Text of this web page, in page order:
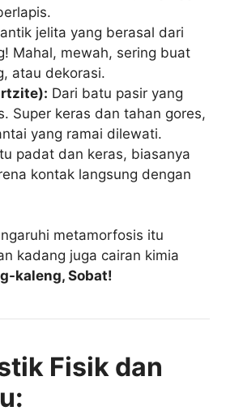
jelita yang berasal dari
Mahal, mewah, sering buat
atau dekorasi.
Dari batu pasir yang
Super keras dan tahan gores,
yang ramai dilewati.
padat dan keras, biasanya
kontak langsung dengan
metamorfosis itu
kadang juga cairan kimia
kaleng, Sobat!
Fisik dan